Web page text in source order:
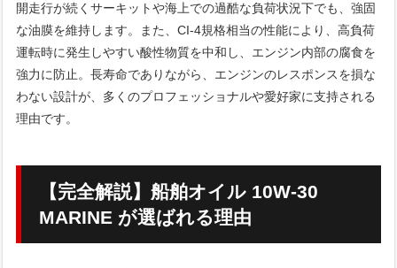
開走行が続くサーキットや海上での過酷な負荷状況下でも、強固
な油膜を維持します。また、CI-4規格相当の性能により、高負荷
運転時に発生しやすい酸性物質を中和し、エンジン内部の腐食を
強力に防止。長寿命でありながら、エンジンのレスポンスを損な
わない設計が、多くのプロフェッショナルや愛好家に支持される
理由です。
【完全解説】船舶オイル 10W-30
MARINE が選ばれる理由